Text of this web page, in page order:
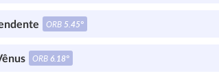
ORB 5.45°
ORB6.18°